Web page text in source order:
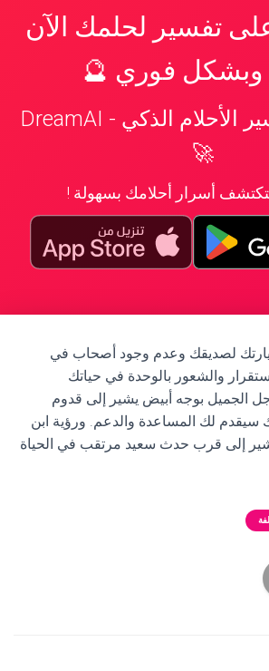
تفسير لحلمك الآن
وبشكل فوري 🔮
📱 تطبيق تفسير الأحلام الذكي - DreamAI
🚀
أسرار أحلامك بسهولة !
لصديقك وعدم وجود أصحاب في
والشعور بالوحدة في حياتك
الجميل بوجه أبيض يشير إلى قدوم
لك المساعدة والدعم. ورؤية ابن
إلى قرب حدث سعيد مرتقب في الحياة